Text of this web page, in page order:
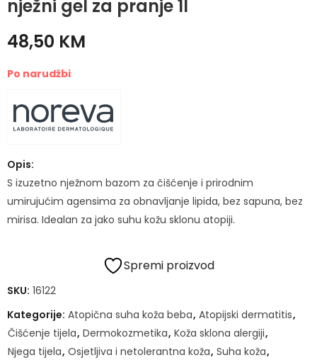
nježni gel za pranje 1l
48,50 KM
Po narudžbi
Opis:
S izuzetno nježnom bazom za čišćenje i prirodnim
umirujućim agensima za obnavljanje lipida, bez sapuna, bez
mirisa. Idealan za jako suhu kožu sklonu atopiji.
Spremi proizvod
SKU: 16122
Kategorije: Atopična suha koža beba, Atopijski dermatitis,
Čišćenje tijela, Dermokozmetika, Koža sklona alergiji,
Njega tijela, Osjetljiva i netolerantna koža, Suha koža,